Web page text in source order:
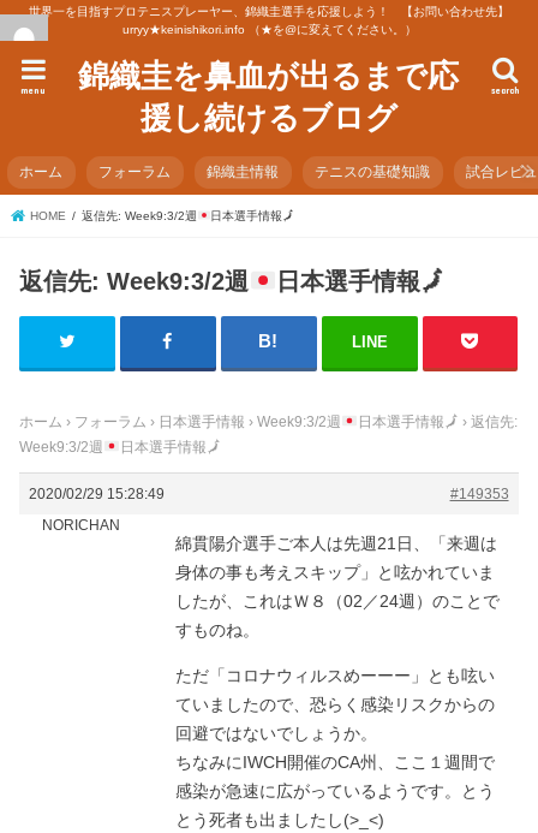
世界一を目指すプロテニスプレーヤー、錦織圭選手を応援しよう！ 【お問い合わせ先】
urryy★keinishikori.info （★を@に変えてください。）
錦織圭を鼻血が出るまで応
援し続けるブログ
search
menu
ホーム フォーラム 錦織圭情報 テニスの基礎知識 試合レビ
HOME 返信先: Week9:3/2週 日本選手情報🗾
返信先: Week9:3/2週 日本選手情報🗾
LINE
ホーム › フォーラム › 日本選手情報 › Week9:3/2週 日本選手情報🗾 › 返信先:
Week9:3/2週
日本選手情報🗾
2020/02/29 15:28:49
#149353
NORICHAN
綿貫陽介選手ご本人は先週21日、「来週は
身体の事も考えスキップ」と呟かれていま
したが、これはＷ８（02／24週）のことで
すものね。
ただ「コロナウィルスめーーー」とも呟い
ていましたので、恐らく感染リスクからの
回避ではないでしょうか。
ちなみにIWCH開催のCA州、ここ１週間で
感染が急速に広がっているようです。とう
とう死者も出ましたし(>_<)